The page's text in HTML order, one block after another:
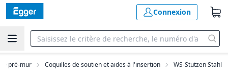
Connexion
pré-mur Coquilles de soutien et aides à l'insertion WS-Stutzen Stahl